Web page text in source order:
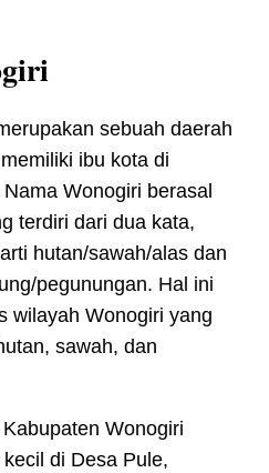
sebuah daerah
ibu kota di
Wonogiri berasal
terdiri dari dua kata,
hutan/sawah/alas dan
pegunungan. Hal ini
wilayah Wonogiri yang
sawah, dan
Wonogiri
di Desa Pule,